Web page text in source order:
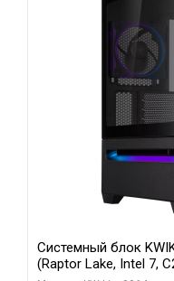
Системный блок
(Raptor Lake, Intel 7,